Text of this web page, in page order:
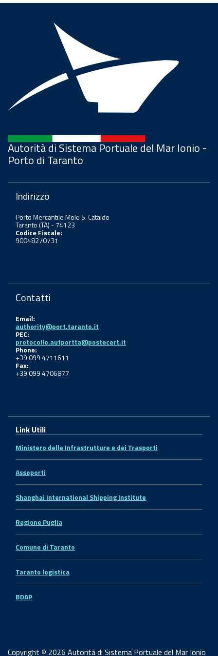
Autorità di Sistema Portuale del Mar Ionio -
Porto di Taranto
Indirizzo
Porto Mercantile Molo S. Cataldo
Taranto (TA) - 74123
Codice Fiscale:
90048270731
Contatti
Email:
authority@port.taranto.it
PEC:
protocollo.autportta@postecert.it
Phone:
+39 099 4711611
Fax:
+39 099 4706877
Link Utili
Ministero delle Infrastrutture e dei Trasporti
Assoporti
Shanghai International Shipping Institute
Regione Puglia
Comune di Taranto
Taranto logistica
BDAP
Copyright © 2026 Autorità di Sistema Portuale del Mar Ionio